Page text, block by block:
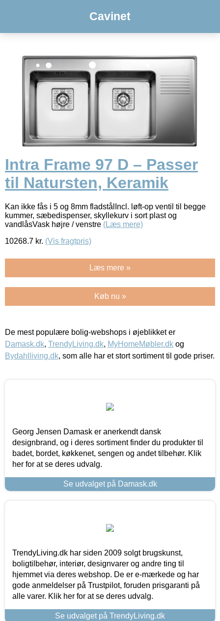
Cavinet
Intra Frame 97 D – Passer
til Natursten, Keramik
Kan ikke fås i 5 og 8mm fladstålIncl. løft-op ventil til begge
kummer, sæbedispenser, skyllekurv i sort plast og
vandlåsVask højre / venstre (Læs mere)
10268.7 kr. (Vis fragtpris)
Læs mere »
Køb nu »
De mest populære bolig-webshops i øjeblikket er
Damask.dk, TrendyLiving.dk, MyHomeMøbler.dk og
Bydahlliving.dk, som alle har et stort sortiment til gode priser.
Georg Jensen Damask er anerkendt dansk
designbrand, og i deres sortiment finder du produkter til
badet, bordet, køkkenet, sengen og andet tilbehør. Klik
her for at se deres udvalg.
Se udvalget på Damask.dk
TrendyLiving.dk har siden 2009 solgt brugskunst,
boligtilbehør, interiør, designvarer og andre ting til
hjemmet via deres webshop. De er e-mærkede og har
gode anmeldelser på Trustpilot, foruden prisgaranti på
alle varer. Klik her for at se deres udvalg.
Se udvalget på TrendyLiving.dk